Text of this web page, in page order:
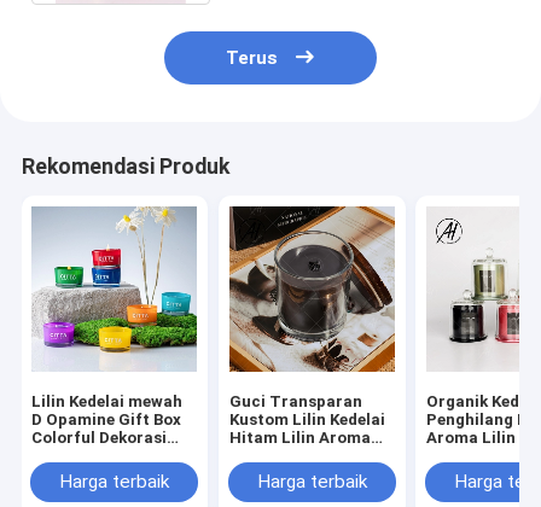
Terus
Rekomendasi Produk
Lilin Kedelai mewah
D Opamine Gift Box
Colorful Dekorasi
pcs Harga terbaik
Guci Transparan
Kustom Lilin Kedelai
Hitam Lilin Aroma
KayuHarga terbaik
Organik
Penghilang
Aroma Lilin
KhususHarga